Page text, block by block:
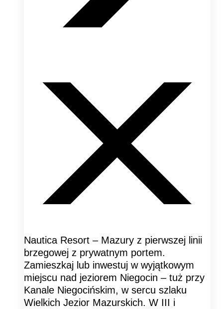
Nautica Resort – Mazury z pierwszej linii
brzegowej z prywatnym portem.
Zamieszkaj lub inwestuj w wyjątkowym
miejscu nad jeziorem Niegocin – tuż przy
Kanale Niegocińskim, w sercu szlaku
Wielkich Jezior Mazurskich. W III i